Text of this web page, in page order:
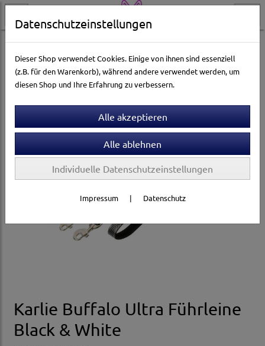
Hundewelt Neue Hundeartikel
Karlie Buffalo Ultra Führleine
Black & White
Datenschutzeinstellungen
Dieser Shop verwendet Cookies. Einige von ihnen sind essenziell
(z.B. für den Warenkorb), während andere verwendet werden, um
diesen Shop und Ihre Erfahrung zu verbessern.
Individuelle Datenschutzeinstellungen
Impressum | Datenschutz